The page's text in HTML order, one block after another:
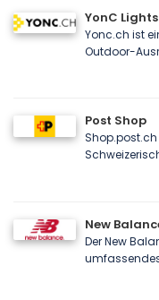
YonC
Yonc.ch ist
Outdoor-
Post Shop
New
Der New